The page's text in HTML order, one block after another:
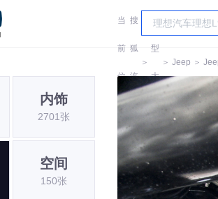
当
前
位
置:
搜
狐
汽
车
＞
车
型
大
＞ Jeep ＞
内饰
2701张
空间
150张